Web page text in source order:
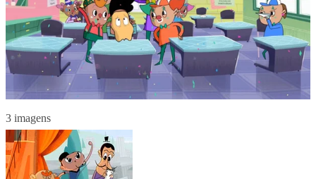
3 imagens